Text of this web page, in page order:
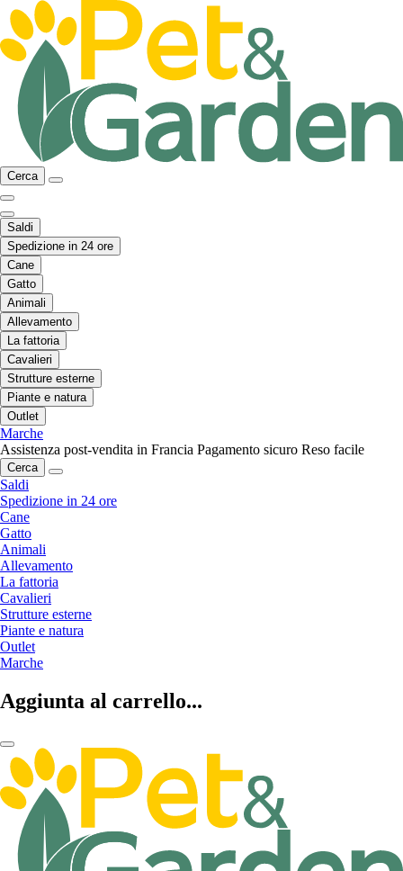
Cerca
Saldi
Spedizione in 24 ore
Cane
Gatto
Animali
Allevamento
La fattoria
Cavalieri
Strutture esterne
Piante e natura
Outlet
Marche
Assistenza post-vendita in Francia Pagamento sicuro Reso facile
Cerca
Saldi
Spedizione in 24 ore
Cane
Gatto
Animali
Allevamento
La fattoria
Cavalieri
Strutture esterne
Piante e natura
Outlet
Marche
Aggiunta al carrello...